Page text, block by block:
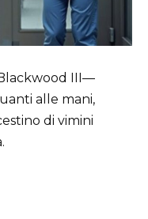
III—
alle mani,
di vimini